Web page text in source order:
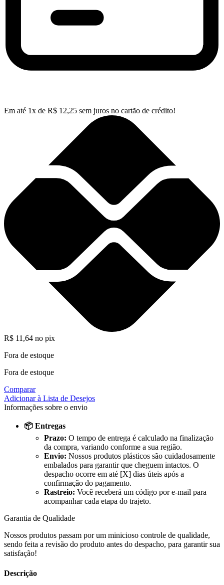
Em até 1x de R$ 12,25 sem juros no cartão de crédito!
R$ 11,64 no pix
Fora de estoque
Fora de estoque
Comparar
Adicionar à Lista de Desejos
Informações sobre o envio
📦 Entregas
Prazo: O tempo de entrega é calculado na finalização
da compra, variando conforme a sua região.
Envio: Nossos produtos plásticos são cuidadosamente
embalados para garantir que cheguem intactos. O
despacho ocorre em até [X] dias úteis após a
confirmação do pagamento.
Rastreio: Você receberá um código por e-mail para
acompanhar cada etapa do trajeto.
Garantia de Qualidade
Nossos produtos passam por um minicioso controle de qualidade,
sendo feita a revisão do produto antes do despacho, para garantir sua
satisfação!
Descrição